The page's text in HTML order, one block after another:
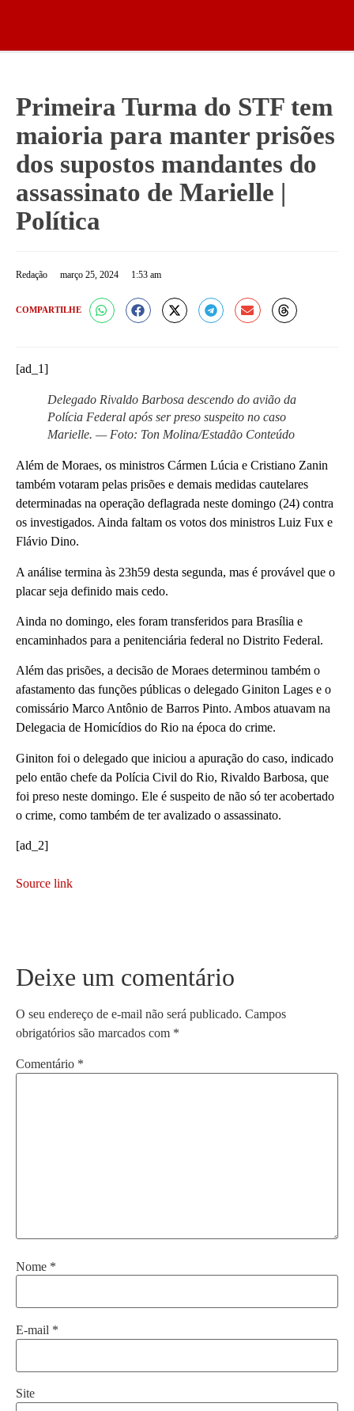
Primeira Turma do STF tem
maioria para manter prisões
dos supostos mandantes do
assassinato de Marielle |
Política
Redação março 25, 2024 1:53 am
COMPARTILHE
[ad_1]
Delegado Rivaldo Barbosa descendo do avião da
Polícia Federal após ser preso suspeito no caso
Marielle. — Foto: Ton Molina/Estadão Conteúdo
Além de Moraes, os ministros Cármen Lúcia e Cristiano Zanin
também votaram pelas prisões e demais medidas cautelares
determinadas na operação deflagrada neste domingo (24) contra
os investigados. Ainda faltam os votos dos ministros Luiz Fux e
Flávio Dino.
A análise termina às 23h59 desta segunda, mas é provável que o
placar seja definido mais cedo.
Ainda no domingo, eles foram transferidos para Brasília e
encaminhados para a penitenciária federal no Distrito Federal.
Além das prisões, a decisão de Moraes determinou também o
afastamento das funções públicas o delegado Giniton Lages e o
comissário Marco Antônio de Barros Pinto. Ambos atuavam na
Delegacia de Homicídios do Rio na época do crime.
Giniton foi o delegado que iniciou a apuração do caso, indicado
pelo então chefe da Polícia Civil do Rio, Rivaldo Barbosa, que
foi preso neste domingo. Ele é suspeito de não só ter acobertado
o crime, como também de ter avalizado o assassinato.
[ad_2]
Source link
Deixe um comentário
O seu endereço de e-mail não será publicado. Campos
obrigatórios são marcados com *
Comentário *
Nome *
E-mail *
Site